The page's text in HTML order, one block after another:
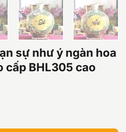
sự như ý ngàn hoa
cấp BHL305 cao